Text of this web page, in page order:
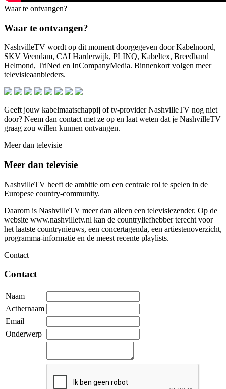
Waar te ontvangen?
Waar te ontvangen?
NashvilleTV wordt op dit moment doorgegeven door Kabelnoord,
SKV Veendam, CAI Harderwijk, PLINQ, Kabeltex, Breedband
Helmond, TriNed en InCompanyMedia. Binnenkort volgen meer
televisieaanbieders.
Geeft jouw kabelmaatschappij of tv-provider NashvilleTV nog niet
door? Neem dan contact met ze op en laat weten dat je NashvilleTV
graag zou willen kunnen ontvangen.
Meer dan televisie
Meer dan televisie
NashvilleTV heeft de ambitie om een centrale rol te spelen in de
Europese country-community.
Daarom is NashvilleTV meer dan alleen een televisiezender. Op de
website www.nashvilletv.nl kan de countryliefhebber terecht voor
het laatste countrynieuws, een concertagenda, een artiestenoverzicht,
programma-informatie en de meest recente playlists.
Contact
Contact
Naam
Acthernaam
Email
Onderwerp